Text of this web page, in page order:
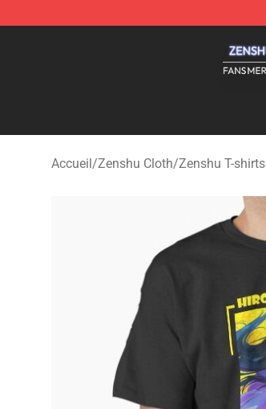
Accueil/Zenshu Cloth/Zenshu T-shirts